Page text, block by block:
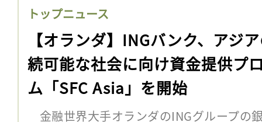
トップニュース
【オランダ】INGバンク、アジ
続可能な社会に向け資金提供プ
ム「SFC Asia」を開始
金融世界大手オランダのINGグループの